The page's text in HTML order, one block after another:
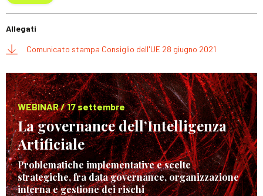
Allegati
Comunicato stampa Consiglio dell'UE 28 giugno 2021
WEBINAR / 17 settembre
La governance dell’Intelligenza
Artificiale
Problematiche implementative e scelte
strategiche, fra data governance, organizzazione
interna e gestione dei rischi